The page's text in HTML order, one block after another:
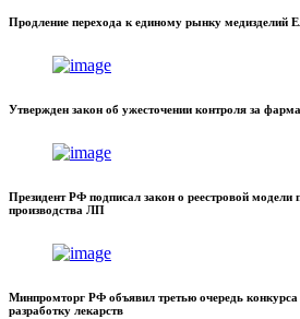
Продление перехода к единому рынку медизделий
Утвержден закон об ужесточении контроля за
Президент РФ подписал закон о реестровой модели
производства ЛП
Минпромторг РФ объявил третью очередь конкурса
разработку лекарств